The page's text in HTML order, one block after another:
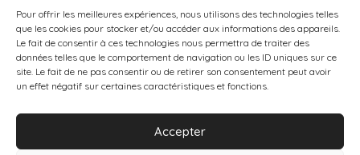
Pour offrir les meilleures expériences, nous utilisons des technologies telles
que les cookies pour stocker et/ou accéder aux informations des appareils.
Le fait de consentir à ces technologies nous permettra de traiter des
données telles que le comportement de navigation ou les ID uniques sur ce
site. Le fait de ne pas consentir ou de retirer son consentement peut avoir
un effet négatif sur certaines caractéristiques et fonctions.
Accepter
Livraison